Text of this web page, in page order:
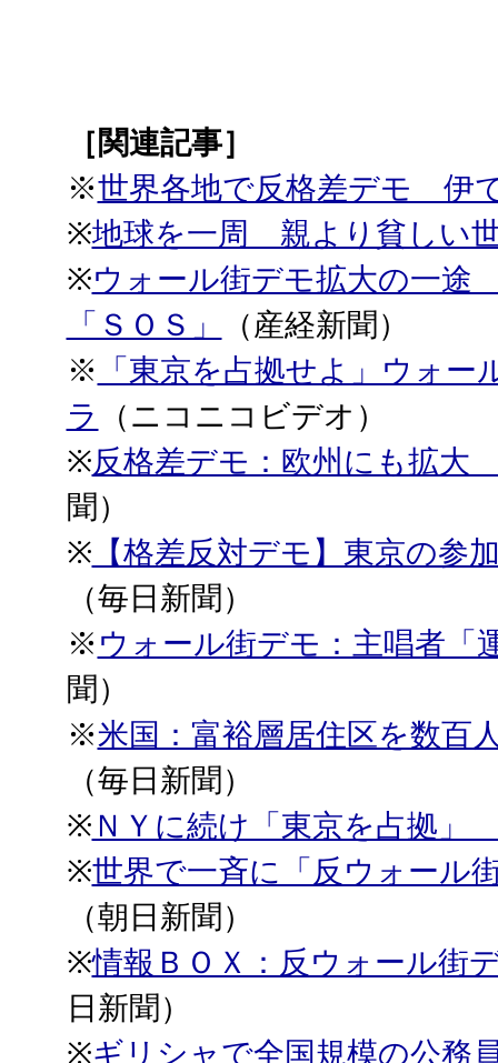
［関連記事］
※世界各地で反格差デモ 伊
※地球を一周 親より貧しい
※ウォール街デモ拡大の一
「ＳＯＳ」
（産経新聞）
※
「東京を占拠せよ」ウォ
ラ
（ニコニコビデオ）
※反格差デモ：欧州にも拡
聞）
※ 【格差反対デモ】東京の参
（毎日新聞）
※ ウォール街デモ：主唱者「
聞）
※米国：富裕層居住区を数百
（毎日新聞）
※ ＮＹに続け「東京を占拠
※世界で一斉に「反ウォール
（朝日新聞）
※情報ＢＯＸ：反ウォール街
日新聞）
※ギリシャで全国規模の公務